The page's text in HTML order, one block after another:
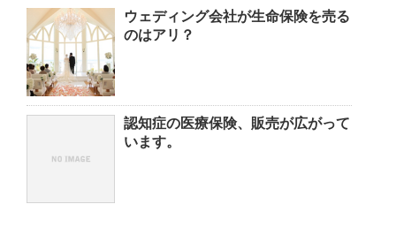
ウェディング会社が生命保険を売る
のはアリ？
認知症の医療保険、販売が広がって
います。